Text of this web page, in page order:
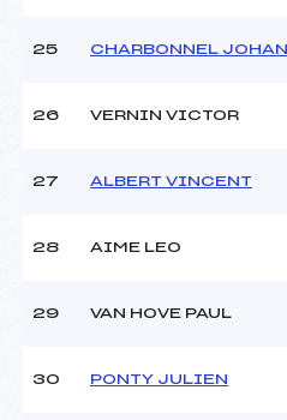
25 CHARBONNEL JOHAN
26 VERNIN VICTOR
27 ALBERT VINCENT
28 AIME LEO
29 VAN HOVE PAUL
30 PONTY JULIEN